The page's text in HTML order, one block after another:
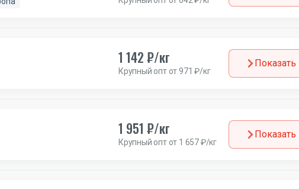
1 142 ₽/кг
Крупный опт от 971 ₽/кг
1 951 ₽/кг
Крупный опт от 1 657 ₽/кг